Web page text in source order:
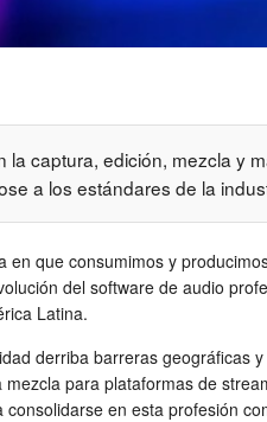
captura, edición, mezcla y
a los estándares de la
que consumimos y
del software de audio
Latina.
derriba barreras
para plataformas de
en esta profesión